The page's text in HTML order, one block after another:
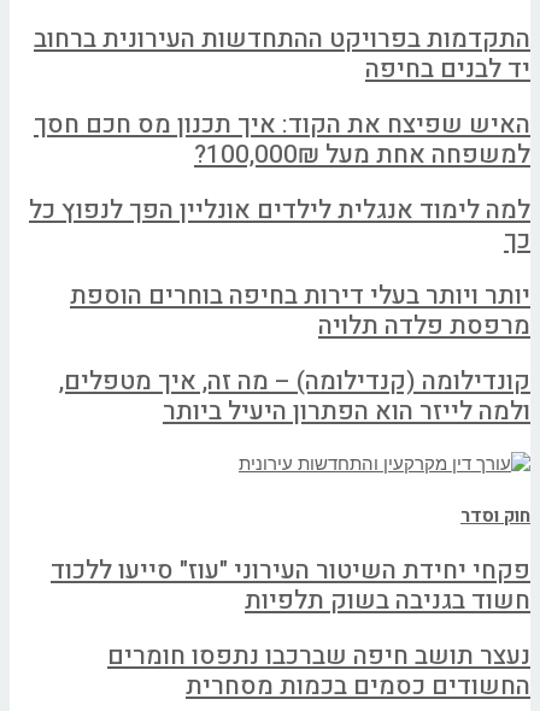
התקדמות בפרויקט ההתחדשות העירונית ברחוב
יד לבנים בחיפה
האיש שפיצח את הקוד: איך תכנון מס חכם חסך
למשפחה אחת מעל 100,000₪?
למה לימוד אנגלית לילדים אונליין הפך לנפוץ כל
כך
יותר ויותר בעלי דירות בחיפה בוחרים הוספת
מרפסת פלדה תלויה
קונדילומה (קנדילומה) – מה זה, איך מטפלים,
ולמה לייזר הוא הפתרון היעיל ביותר
חוק וסדר
פקחי יחידת השיטור העירוני "עוז" סייעו ללכוד
חשוד בגניבה בשוק תלפיות
נעצר תושב חיפה שברכבו נתפסו חומרים
החשודים כסמים בכמות מסחרית